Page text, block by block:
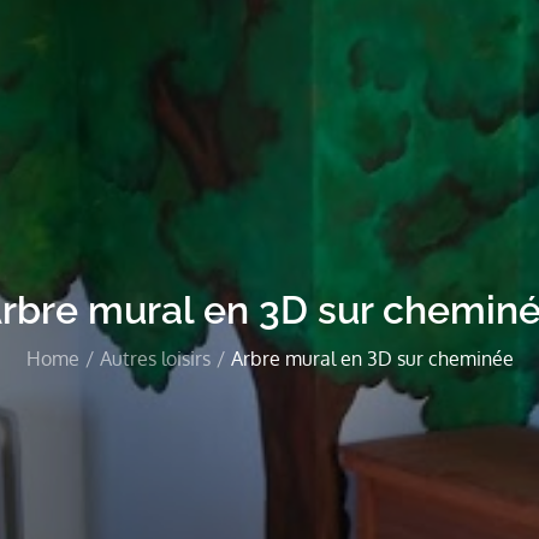
mural en 3D sur
Home Autres loisirs Arbre mural en 3D sur cheminée